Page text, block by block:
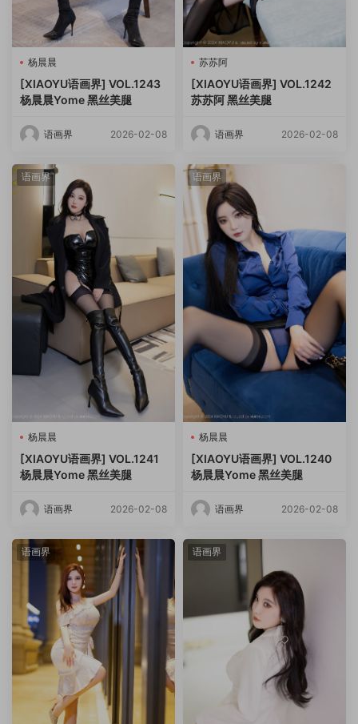
杨晨晨
[XIAOYU语画界] VOL.1243
杨晨晨Yome 黑丝美腿
语画界 2026-02-08
苏苏阿
[XIAOYU语画界] VOL.1242
苏苏阿 黑丝美腿
语画界 2026-02-08
语画界
杨晨晨
[XIAOYU语画界] VOL.1241
杨晨晨Yome 黑丝美腿
语画界 2026-02-08
语画界
杨晨晨
[XIAOYU语画界] VOL.1240
杨晨晨Yome 黑丝美腿
语画界 2026-02-08
语画界 语画界